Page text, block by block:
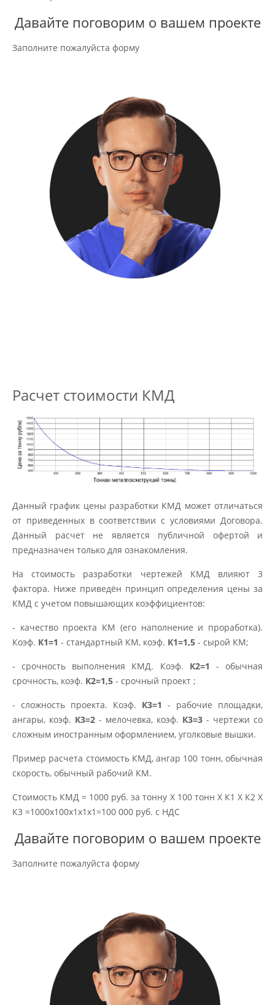
Давайте поговорим о вашем проекте
Заполните пожалуйста форму
Расчет стоимости КМД
Данный график цены разработки КМД может отличаться
от приведенных в соответствии с условиями Договора.
Данный расчет не является публичной офертой и
предназначен только для ознакомления.
На стоимость разработки чертежей КМД влияют 3
фактора. Ниже приведён принцип определения цены за
КМД с учетом повышающих коэффициентов:
- качество проекта КМ (его наполнение и проработка).
Коэф. К1=1 - стандартный КМ, коэф. К1=1,5 - сырой КМ;
- срочность выполнения КМД. Коэф. К2=1 - обычная
срочность, коэф. К2=1,5 - срочный проект ;
- сложность проекта. Коэф. К3=1 - рабочие площадки,
ангары, коэф. К3=2 - мелочевка, коэф. К3=3 - чертежи со
сложным иностранным оформлением, уголковые вышки.
Пример расчета стоимость КМД, ангар 100 тонн, обычная
скорость, обычный рабочий КМ.
Стоимость КМД = 1000 руб. за тонну Х 100 тонн Х К1 Х К2 Х
К3 =1000х100х1х1х1=100 000 руб. с НДС
Давайте поговорим о вашем проекте
Заполните пожалуйста форму